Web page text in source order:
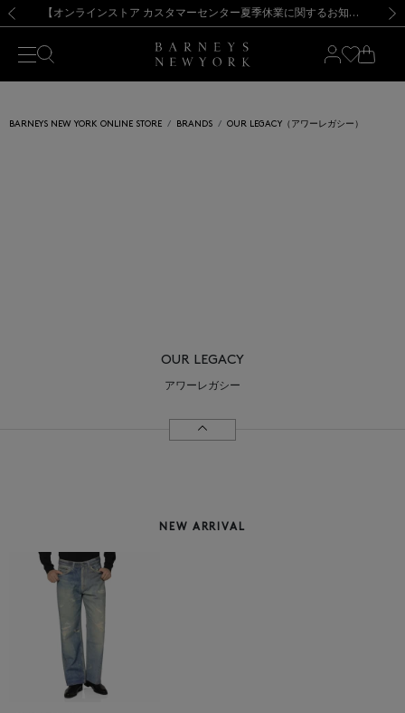
新規登録のお客様も対象！＜MY BARNEYS＞会員のお客様は11,000円（税込）以上のお買上げで常時送料無料！お買い物の際は会員登録を！
【夏季休業に伴う出荷一時停止のお知らせ】(2026.8.7) 【オンラインストア カスタマーセンター夏季休業に関するお知らせ】（2026.8.7）
【夏季休業に伴う返品・交換承り一時停止のお知らせ】（2026.8.5）
熊本県を中心とした地震の影響によるお荷物のお届けについて
【開催中】SUMMER SALEのご案内・ご注意事項 新規登録のお客様も対象！＜MY BARNEYS＞会員のお客様は11,000円（税込）以上のお買上げで常時送料無料！お買い物の際は会員登録を！
【夏季休業に伴う出荷一時停止のお知らせ】(2026.8.7)
BARNEYS NEW YORK ONLINE STORE BRANDS OUR LEGACY（アワーレガシー）
OUR LEGACY
アワーレガシー
NEW ARRIVAL